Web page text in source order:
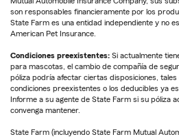
son responsables financieramente por los
State Farm es una entidad independiente y no
American Pet Insurance.
Condiciones preexistentes: Si actualmente
para mascotas, el cambio de compañía de
póliza podría afectar ciertas disposiciones,
condiciones preexistentes o los deducibles ya
Informe a su agente de State Farm si su póliza
convenga mantener.
State Farm (incluyendo State Farm Mutual